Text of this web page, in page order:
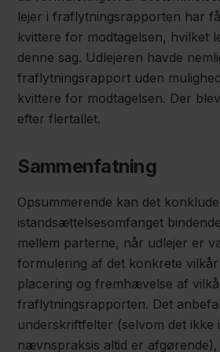
lejer i fraflytningsrapporten har
kvittere for modtagelsen, hvilket
denne sag. Udlejeren havde
fraflytningsrapport uden
kvittere for modtagelsen. Der
efter flertallet.
Sammenfatning
Opsummerende kan det
istandsættelsesomfanget
mellem parterne, når udlejer er
formulering af det konkrete vilkår
placering og fremhævelse af
fraflytningsrapporten. Det
underskriftfelter (selvom det ikke
nævnspraksis altid er